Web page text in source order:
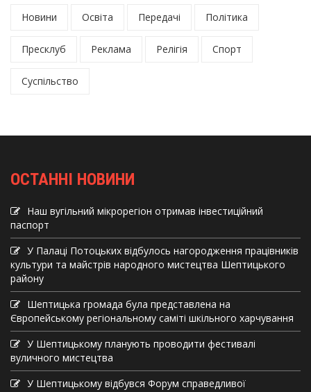
Новини Освіта Передачі Політика
Пресклуб Реклама Релігія Спорт
Суспільство
ОСТАННІ НОВИНИ
Наш вугільний мікрорегіон отримав інвеcтиційний
паспорт
У Палаці Потоцьких відбулось нагородження працівників
культури та майстрів народного мистецтва Шептицького
району
Шептицька громада була представлена на
Європейському регіональному саміті шкільного харчування
У Шептицькому планують проводити фестивалі
вуличного мистецтва
У Шептицькому відбувся Форум справедливої